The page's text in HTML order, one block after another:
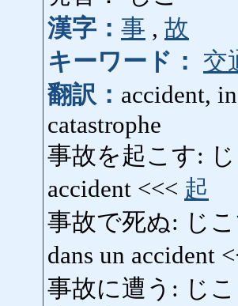
漢字： 事 , 故
キーワード：
交
翻訳： accident,
catastrophe
事故を起こす: じ
accident <<< 起
事故で死ぬ: じこ
dans un accident
事故に遭う: じ